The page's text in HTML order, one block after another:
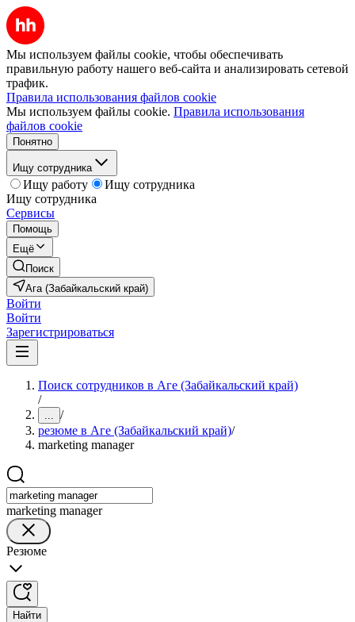
Мы используем файлы cookie, чтобы обеспечивать
правильную работу нашего веб-сайта и анализировать сетевой
трафик.
Правила использования файлов cookie
Мы используем файлы cookie. Правила использования
файлов cookie
Понятно
Ищу сотрудника
Ищу работу
Ищу сотрудника
Ищу сотрудника
Сервисы
Помощь
Ещё
Поиск
Ага (Забайкальский край)
Войти
Войти
Зарегистрироваться
Поиск сотрудников в Аге (Забайкальский край)
/
... /
резюме в Аге (Забайкальский край)/
marketing manager
marketing manager
Резюме
Найти